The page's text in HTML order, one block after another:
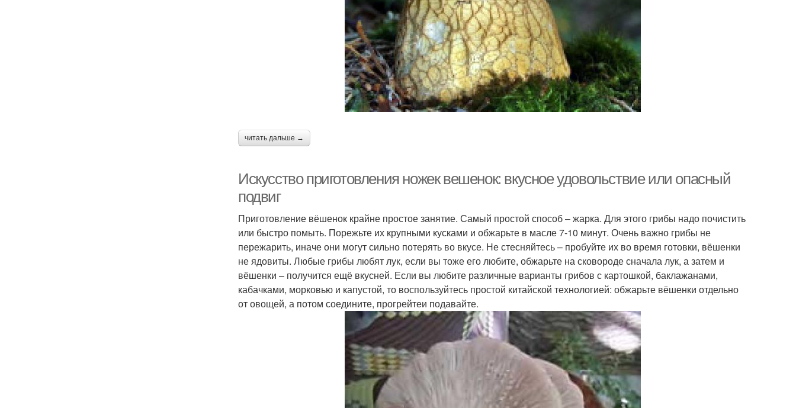
читать дальше →
Искусство приготовления ножек вешенок: вкусное удовольствие или опасный
подвиг
Приготовление вёшенок крайне простое занятие. Самый простой способ – жарка. Для этого грибы надо почистить
или быстро помыть. Порежьте их крупными кусками и обжарьте в масле 7-10 минут. Очень важно грибы не
пережарить, иначе они могут сильно потерять во вкусе. Не стесняйтесь – пробуйте их во время готовки, вёшенки
не ядовиты. Любые грибы любят лук, если вы тоже его любите, обжарьте на сковороде сначала лук, а затем и
вёшенки – получится ещё вкусней. Если вы любите различные варианты грибов с картошкой, баклажанами,
кабачками, морковью и капустой, то воспользуйтесь простой китайской технологией: обжарьте вёшенки отдельно
от овощей, а потом соедините, прогрейтеи подавайте.